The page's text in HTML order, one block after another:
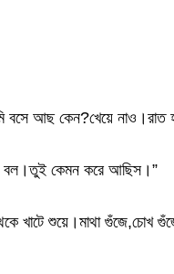
বসে আছ কেন?খেয়ে নাও।রাত
বল।তুই কেমন করে আছিস।”
খাটে শুয়ে।মাথা গুঁজে,চোখ